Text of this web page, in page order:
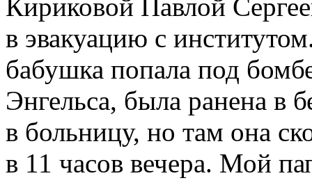
Кириковой Павлой
в эвакуацию с
бабушка попала под
Энгельса, была ранена в
в больницу, но там она
в 11 часов вечера. Мой